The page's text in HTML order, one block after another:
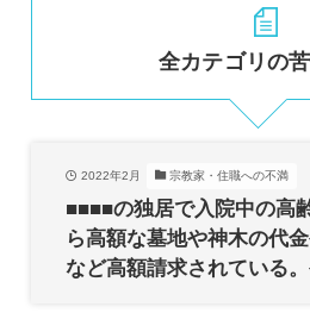
全カテゴリの
2022年2月 宗教家・住職への不満
■■■■の独居で入院中の高
ら高額な墓地や神木の代
など高額請求されている